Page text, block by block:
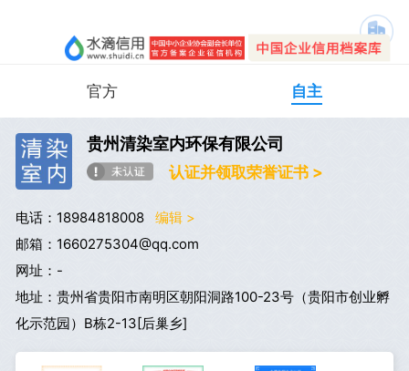
官方 自主
贵州清染室内环保有限公司
认证并领取荣誉证书 >
电话：18984818008
编辑 >
邮箱：1660275304@qq.com
网址：-
地址：贵州省贵阳市南明区朝阳洞路100-23号（贵阳市创业孵
化示范园）B栋2-13[后巢乡]